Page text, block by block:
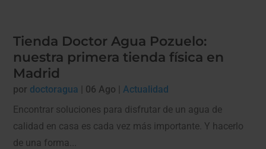
Tienda Doctor Agua Pozuelo:
nuestra primera tienda física en
Madrid
por doctoragua 06 Ago |Actualidad
Encontrar soluciones para disfrutar de un agua de
calidad en casa es cada vez más importante. Y hacerlo
de una forma...